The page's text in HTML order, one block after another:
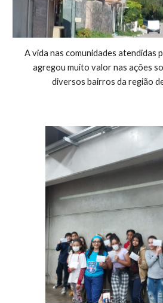
A vida nas comunidades atendidas
agregou muito valor nas ações
diversos bairros da região